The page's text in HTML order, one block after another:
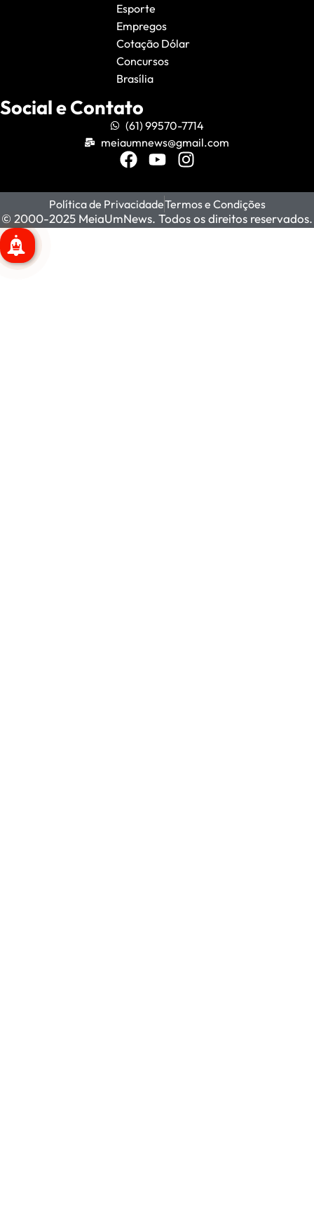
Esporte
Empregos
Cotação Dólar
Concursos
Brasília
Social e Contato
(61) 99570-7714
meiaumnews@gmail.com
Política de PrivacidadeTermos e Condições
© 2000-2025 MeiaUmNews. Todos os direitos reservados.